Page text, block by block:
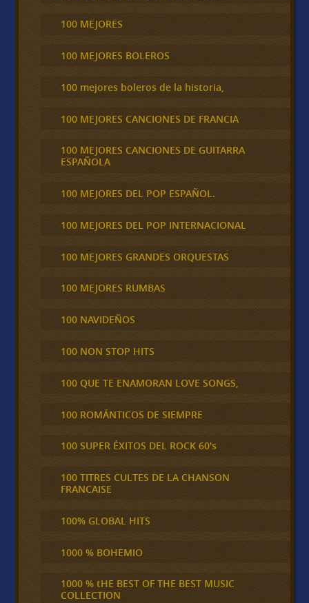
100 MEJORES
100 MEJORES BOLEROS
100 mejores boleros de la historia,
100 MEJORES CANCIONES DE FRANCIA
100 MEJORES CANCIONES DE GUITARRA
ESPAÑOLA
100 MEJORES DEL POP ESPAÑOL.
100 MEJORES DEL POP INTERNACIONAL
100 MEJORES GRANDES ORQUESTAS
100 MEJORES RUMBAS
100 NAVIDEÑOS
100 NON STOP HITS
100 QUE TE ENAMORAN LOVE SONGS,
100 ROMÁNTICOS DE SIEMPRE
100 SUPER ÉXITOS DEL ROCK 60's
100 TITRES CULTES DE LA CHANSON
FRANCAISE
100% GLOBAL HITS
1000 % BOHEMIO
1000 % tHE BEST OF THE BEST MUSIC
COLLECTION